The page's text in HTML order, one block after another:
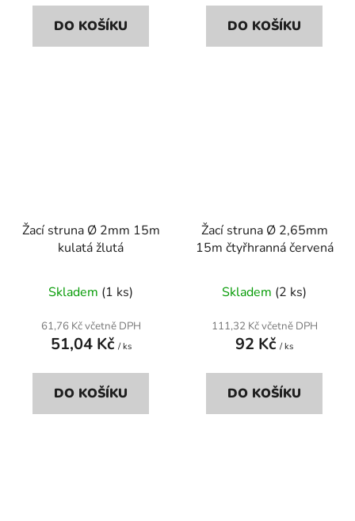
DO KOŠÍKU DO KOŠÍKU
Žací struna Ø 2mm 15m
kulatá žlutá
Skladem (1 ks)
61,76 Kč včetně DPH
51,04 Kč / ks
DO KOŠÍKU
Žací struna Ø 2,65mm
15m čtyřhranná červená
Skladem (2 ks)
111,32 Kč včetně DPH
92 Kč / ks
DO KOŠÍKU